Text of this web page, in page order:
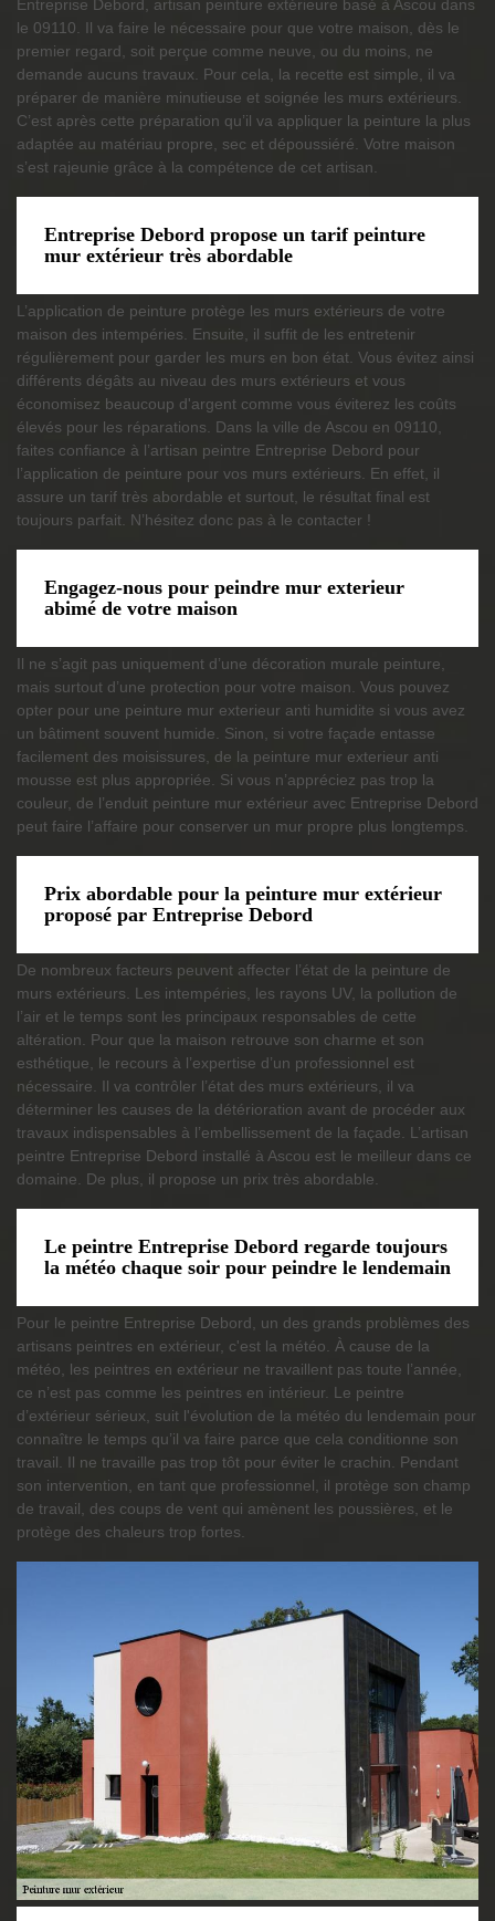
Entreprise Debord, artisan peinture extérieure basé à Ascou dans
le 09110. Il va faire le nécessaire pour que votre maison, dès le
premier regard, soit perçue comme neuve, ou du moins, ne
demande aucuns travaux. Pour cela, la recette est simple, il va
préparer de manière minutieuse et soignée les murs extérieurs.
C’est après cette préparation qu’il va appliquer la peinture la plus
adaptée au matériau propre, sec et dépoussiéré. Votre maison
s’est rajeunie grâce à la compétence de cet artisan.
Entreprise Debord propose un tarif peinture
mur extérieur très abordable
L’application de peinture protège les murs extérieurs de votre
maison des intempéries. Ensuite, il suffit de les entretenir
régulièrement pour garder les murs en bon état. Vous évitez ainsi
différents dégâts au niveau des murs extérieurs et vous
économisez beaucoup d'argent comme vous éviterez les coûts
élevés pour les réparations. Dans la ville de Ascou en 09110,
faites confiance à l’artisan peintre Entreprise Debord pour
l’application de peinture pour vos murs extérieurs. En effet, il
assure un tarif très abordable et surtout, le résultat final est
toujours parfait. N’hésitez donc pas à le contacter !
Engagez-nous pour peindre mur exterieur
abimé de votre maison
Il ne s’agit pas uniquement d’une décoration murale peinture,
mais surtout d’une protection pour votre maison. Vous pouvez
opter pour une peinture mur exterieur anti humidite si vous avez
un bâtiment souvent humide. Sinon, si votre façade entasse
facilement des moisissures, de la peinture mur exterieur anti
mousse est plus appropriée. Si vous n’appréciez pas trop la
couleur, de l’enduit peinture mur extérieur avec Entreprise Debord
peut faire l’affaire pour conserver un mur propre plus longtemps.
Prix abordable pour la peinture mur extérieur
proposé par Entreprise Debord
De nombreux facteurs peuvent affecter l’état de la peinture de
murs extérieurs. Les intempéries, les rayons UV, la pollution de
l’air et le temps sont les principaux responsables de cette
altération. Pour que la maison retrouve son charme et son
esthétique, le recours à l’expertise d’un professionnel est
nécessaire. Il va contrôler l’état des murs extérieurs, il va
déterminer les causes de la détérioration avant de procéder aux
travaux indispensables à l’embellissement de la façade. L’artisan
peintre Entreprise Debord installé à Ascou est le meilleur dans ce
domaine. De plus, il propose un prix très abordable.
Le peintre Entreprise Debord regarde toujours
la météo chaque soir pour peindre le lendemain
Pour le peintre Entreprise Debord, un des grands problèmes des
artisans peintres en extérieur, c'est la météo. À cause de la
météo, les peintres en extérieur ne travaillent pas toute l’année,
ce n’est pas comme les peintres en intérieur. Le peintre
d’extérieur sérieux, suit l'évolution de la météo du lendemain pour
connaître le temps qu’il va faire parce que cela conditionne son
travail. Il ne travaille pas trop tôt pour éviter le crachin. Pendant
son intervention, en tant que professionnel, il protège son champ
de travail, des coups de vent qui amènent les poussières, et le
protège des chaleurs trop fortes.